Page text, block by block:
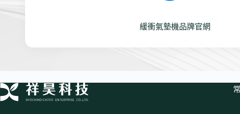
緩衝氣墊機品牌官網